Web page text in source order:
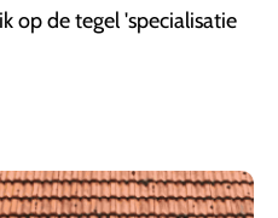
op de tegel 'specialisatie